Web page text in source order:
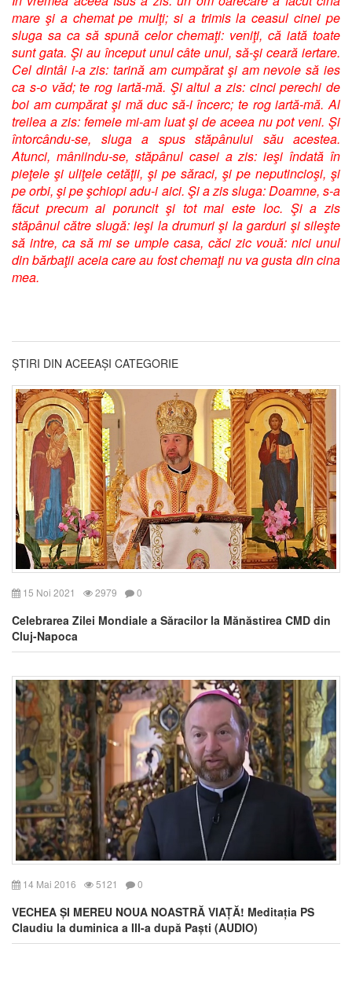
mare şi a chemat pe mulţi; si a trimis la ceasul cinei pe
sluga sa ca să spună celor chemaţi: veniţi, că iată toate
sunt gata. Şi au început unul câte unul, să-şi ceară iertare.
Cel dintâi i-a zis: tarină am cumpărat şi am nevoie să ies
ca s-o văd; te rog iartă-mă. Şi altul a zis: cinci perechi de
boi am cumpărat şi mă duc să-i încerc; te rog iartă-mă. Al
treilea a zis: femeie mi-am luat şi de aceea nu pot veni. Şi
întorcându-se, sluga a spus stăpânului său acestea.
Atunci, mâniindu-se, stăpânul casei a zis: ieşi îndată în
pieţele şi uliţele cetăţii, şi pe săraci, şi pe neputincioşi, şi
pe orbi, şi pe şchiopi adu-i aici. Şi a zis sluga: Doamne, s-a
făcut precum ai poruncit şi tot mai este loc. Şi a zis
stăpânul către slugă: ieşi la drumuri şi la garduri şi sileşte
să intre, ca să mi se umple casa, căci zic vouă: nici unul
din bărbaţii aceia care au fost chemaţi nu va gusta din cina
mea.
ȘTIRI DIN ACEEAȘI CATEGORIE
15 Noi 2021 2979 0
Celebrarea Zilei Mondiale a Săracilor la Mănăstirea CMD din
Cluj-Napoca
14 Mai 2016 5121 0
VECHEA ȘI MEREU NOUA NOASTRĂ VIAȚĂ! Meditația PS
Claudiu la duminica a III-a după Paști (AUDIO)